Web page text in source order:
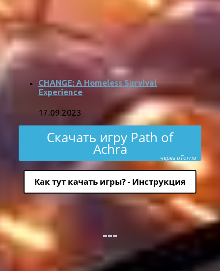
CHANGE: A Homeless Survival
Experience
17.09.2023
Скачать игру Path of
Achra через uTorria
Как тут качать игры? - Инструкция